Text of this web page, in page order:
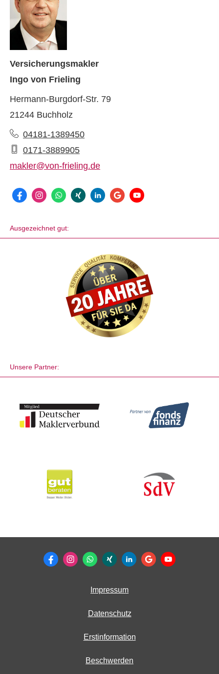
Ver­sicherungs­makler
Ingo von Frieling
Hermann-Burgdorf-Str. 79
21244 Buchholz
04181-1389450
0171-3889905
makler@von-frieling.de
Ausgezeichnet gut:
Unsere Partner:
Impressum
Datenschutz
Erstinformation
Beschwerden